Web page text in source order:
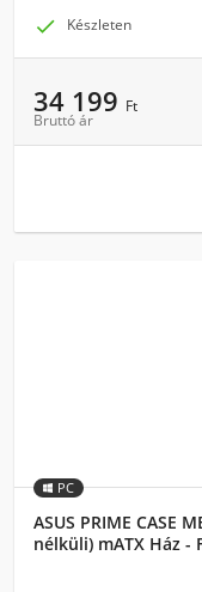
 Készleten
34 199 Ft
Bruttó ár
PC
ASUS PRIME CASE
nélküli) mATX Ház -